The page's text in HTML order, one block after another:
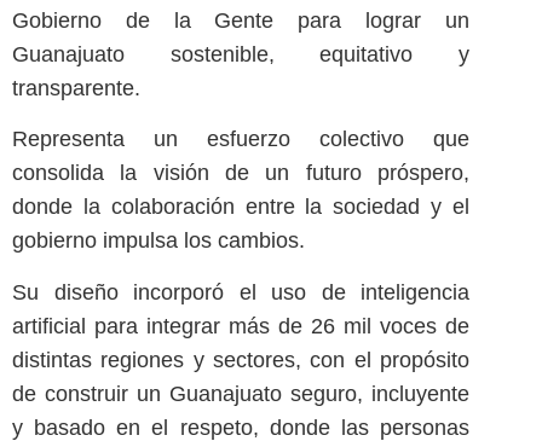
Gobierno de la Gente para lograr un
Guanajuato sostenible, equitativo y
transparente.
Representa un esfuerzo colectivo que
consolida la visión de un futuro próspero,
donde la colaboración entre la sociedad y el
gobierno impulsa los cambios.
Su diseño incorporó el uso de inteligencia
artiﬁcial para integrar más de 26 mil voces de
distintas regiones y sectores, con el propósito
de construir un Guanajuato seguro, incluyente
y basado en el respeto, donde las personas